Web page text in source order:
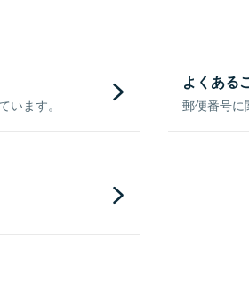
ます。
よくある
郵便番号に